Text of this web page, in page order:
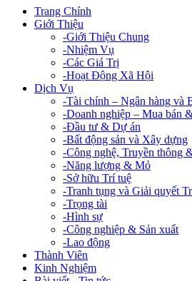
Trang Chính
Giới Thiệu
-Giới Thiệu Chung
-Nhiệm Vụ
-Các Giá Trị
-Hoạt Động Xã Hội
Dịch Vụ
-Tài chính – Ngân hàng và
-Doanh nghiệp – Mua bán
-Đầu tư & Dự án
-Bất động sản và Xây dựng
-Công nghệ, Truyền thông
-Năng lượng & Mỏ
-Sở hữu Trí tuệ
-Tranh tụng và Giải quyết
-Trọng tài
-Hình sự
-Công nghiệp & Sản xuất
-Lao động
Thành Viên
Kinh Nghiệm